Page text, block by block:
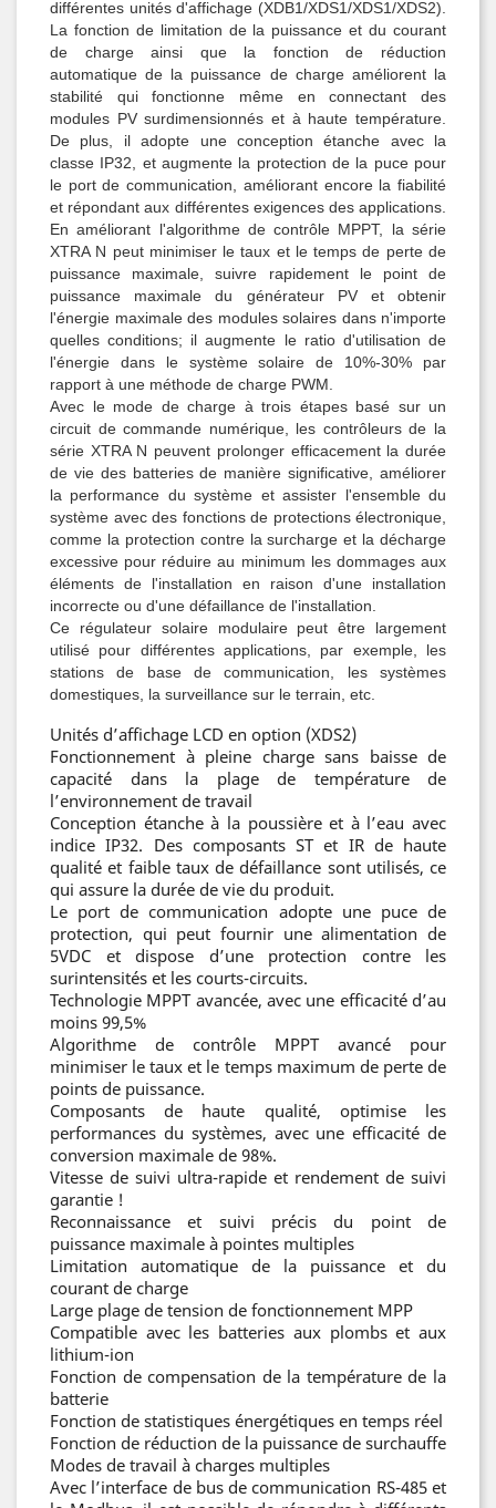
différentes unités d'affichage (XDB1/XDS1/XDS1/XDS2).
La fonction de limitation de la puissance et du courant
de charge ainsi que la fonction de réduction
automatique de la puissance de charge améliorent la
stabilité qui fonctionne même en connectant des
modules PV surdimensionnés et à haute température.
De plus, il adopte une conception étanche avec la
classe IP32, et augmente la protection de la puce pour
le port de communication, améliorant encore la fiabilité
et répondant aux différentes exigences des applications.
En améliorant l'algorithme de contrôle MPPT, la série
XTRA N peut minimiser le taux et le temps de perte de
puissance maximale, suivre rapidement le point de
puissance maximale du générateur PV et obtenir
l'énergie maximale des modules solaires dans n'importe
quelles conditions; il augmente le ratio d'utilisation de
l'énergie dans le système solaire de 10%-30% par
rapport à une méthode de charge PWM.
Avec le mode de charge à trois étapes basé sur un
circuit de commande numérique, les contrôleurs de la
série XTRA N peuvent prolonger efficacement la durée
de vie des batteries de manière significative, améliorer
la performance du système et assister l'ensemble du
système avec des fonctions de protections électronique,
comme la protection contre la surcharge et la décharge
excessive pour réduire au minimum les dommages aux
éléments de l'installation en raison d'une installation
incorrecte ou d'une défaillance de l'installation.
Ce régulateur solaire modulaire peut être largement
utilisé pour différentes applications, par exemple, les
stations de base de communication, les systèmes
domestiques, la surveillance sur le terrain, etc.
Unités d’affichage LCD en option (XDS2)
Fonctionnement à pleine charge sans baisse de
capacité dans la plage de température de
l’environnement de travail
Conception étanche à la poussière et à l’eau avec
indice IP32. Des composants ST et IR de haute
qualité et faible taux de défaillance sont utilisés, ce
qui assure la durée de vie du produit.
Le port de communication adopte une puce de
protection, qui peut fournir une alimentation de
5VDC et dispose d’une protection contre les
surintensités et les courts-circuits.
Technologie MPPT avancée, avec une efficacité d’au
moins 99,5%
Algorithme de contrôle MPPT avancé pour
minimiser le taux et le temps maximum de perte de
points de puissance.
Composants de haute qualité, optimise les
performances du systèmes, avec une efficacité de
conversion maximale de 98%.
Vitesse de suivi ultra-rapide et rendement de suivi
garantie !
Reconnaissance et suivi précis du point de
puissance maximale à pointes multiples
Limitation automatique de la puissance et du
courant de charge
Large plage de tension de fonctionnement MPP
Compatible avec les batteries aux plombs et aux
lithium-ion
Fonction de compensation de la température de la
batterie
Fonction de statistiques énergétiques en temps réel
Fonction de réduction de la puissance de surchauffe
Modes de travail à charges multiples
Avec l’interface de bus de communication RS-485 et